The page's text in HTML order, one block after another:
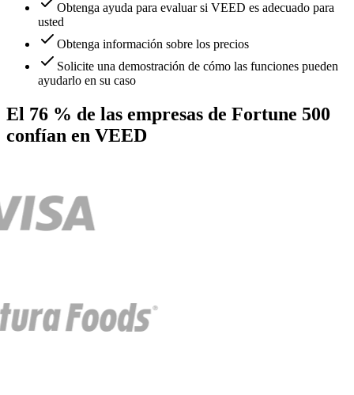
Obtenga ayuda para evaluar si VEED es adecuado para
usted
Obtenga información sobre los precios
Solicite una demostración de cómo las funciones pueden
ayudarlo en su caso
El 76 % de las empresas de Fortune 500
confían en VEED